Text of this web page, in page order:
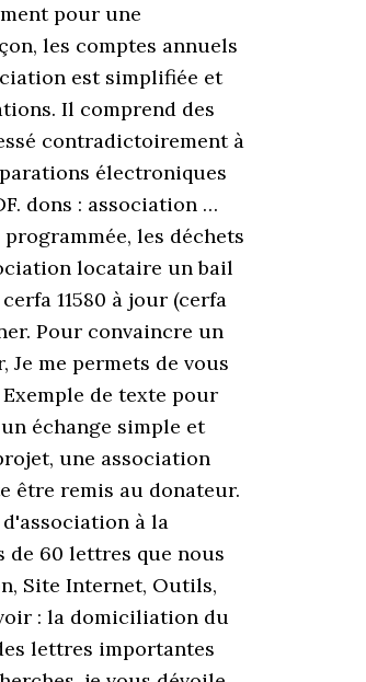
pour une
les comptes annuels
est simplifiée et
Il comprend des
contradictoirement à
électroniques
dons : association …
les déchets
locataire un bail
11580 à jour (cerfa
Pour convaincre un
me permets de vous
de texte pour
échange simple et
une association
être remis au donateur.
à la
de 60 lettres que nous
Site Internet, Outils,
: la domiciliation du
lettres importantes